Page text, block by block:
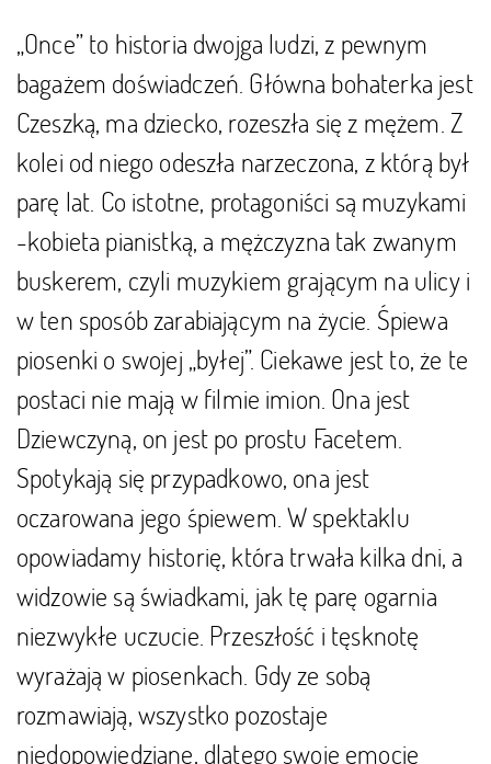
„Once” to historia dwojga ludzi, z pewnym
bagażem doświadczeń. Główna bohaterka jest
Czeszką, ma dziecko, rozeszła się z mężem. Z
kolei od niego odeszła narzeczona, z którą był
parę lat. Co istotne, protagoniści są muzykami
-kobieta pianistką, a mężczyzna tak zwanym
buskerem, czyli muzykiem grającym na ulicy i
w ten sposób zarabiającym na życie. Śpiewa
piosenki o swojej „byłej”. Ciekawe jest to, że te
postaci nie mają w filmie imion. Ona jest
Dziewczyną, on jest po prostu Facetem.
Spotykają się przypadkowo, ona jest
oczarowana jego śpiewem. W spektaklu
opowiadamy historię, która trwała kilka dni, a
widzowie są świadkami, jak tę parę ogarnia
niezwykłe uczucie. Przeszłość i tęsknotę
wyrażają w piosenkach. Gdy ze sobą
rozmawiają, wszystko pozostaje
niedopowiedziane, dlatego swoje emocje